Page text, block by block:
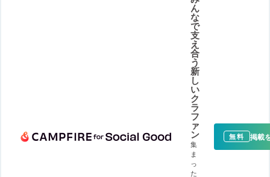
ん
な
で
支
え
合
う
新
し
い
ク
ラ
フ
ァ
ン
集
ま
っ
た
無料 掲載